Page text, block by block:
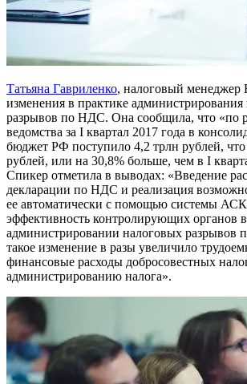
Татьяна Гавриленко, налоговый менеджер
изменения в практике
разрывов по НДС. Она сообщила, что «по
ведомства за I квартал 2017 года в
бюджет РФ поступило 4,2 трлн рублей,
рублей, или на 30,8% больше, чем в I
Спикер отметила в выводах: «Введение
декларации по НДС и реализация
ее автоматически с помощью системы
эффективность контролирующих органов в
администрировании налоговых
такое изменение в разы увеличило
финансовые расходы добросовестных
администрированию налога».